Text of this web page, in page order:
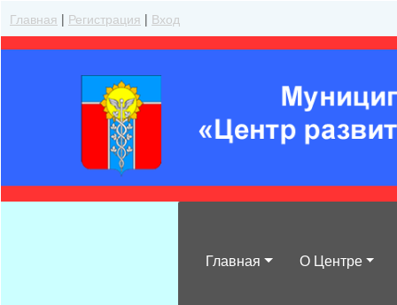
Главная | Регистрация | Вход
Главная О Центре